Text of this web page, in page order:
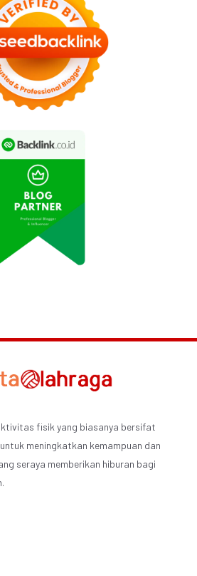
fisik yang biasanya bersifat
meningkatkan kemampuan dan
seraya memberikan hiburan bagi